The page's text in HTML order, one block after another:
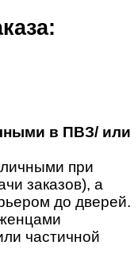
в ПВЗ/ или
при
заказов), а
до дверей.
частичной